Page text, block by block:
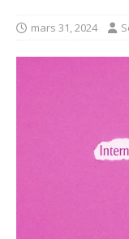
mars 31, 2024